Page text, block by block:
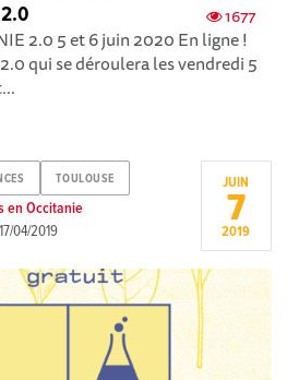
1677
2.0 5 et 6 juin 2020 En ligne !
qui se déroulera les vendredi 5
TOULOUSE
en Occitanie
17/04/2019
JUIN
7
2019